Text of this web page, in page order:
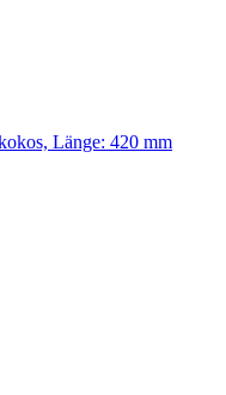
Länge: 420 mm